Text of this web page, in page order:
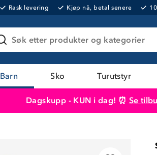
Rask levering Kjøp nå, betal senere
Søk etter produkter og kategorier
Barn Sko Turutstyr
Dagskupp - KUN i dag! ⏰ Se